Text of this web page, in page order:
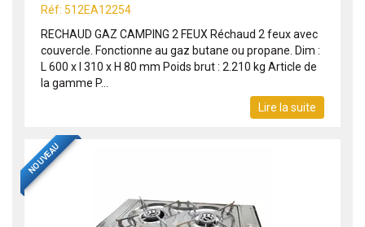
Réf: 512EA12254
RECHAUD GAZ CAMPING 2 FEUX Réchaud 2 feux avec
couvercle. Fonctionne au gaz butane ou propane. Dim :
L 600 x l 310 x H 80 mm Poids brut : 2.210 kg Article de
la gamme P...
Lire la suite
NOUVEAU